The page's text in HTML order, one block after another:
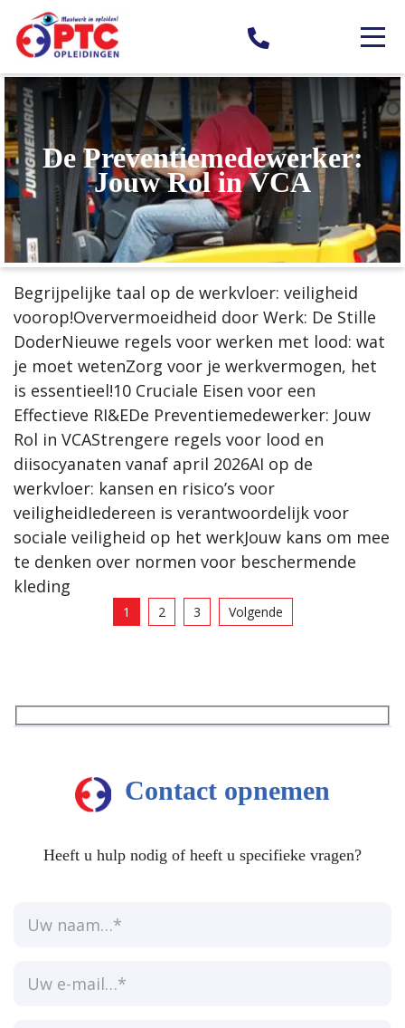
De Preventiemedewerker:
Jouw Rol in VCA
Begrijpelijke taal op de werkvloer: veiligheid
voorop!Oververmoeidheid door Werk: De Stille
DoderNieuwe regels voor werken met lood: wat
je moet wetenZorg voor je werkvermogen, het
is essentieel!10 Cruciale Eisen voor een
Effectieve RI&EDe Preventiemedewerker: Jouw
Rol in VCAStrengere regels voor lood en
diisocyanaten vanaf april 2026AI op de
werkvloer: kansen en risico’s voor
veiligheidIedereen is verantwoordelijk voor
sociale veiligheid op het werkJouw kans om mee
te denken over normen voor beschermende
kleding
1 2 3 Volgende
Contact opnemen
Heeft u hulp nodig of heeft u specifieke vragen?